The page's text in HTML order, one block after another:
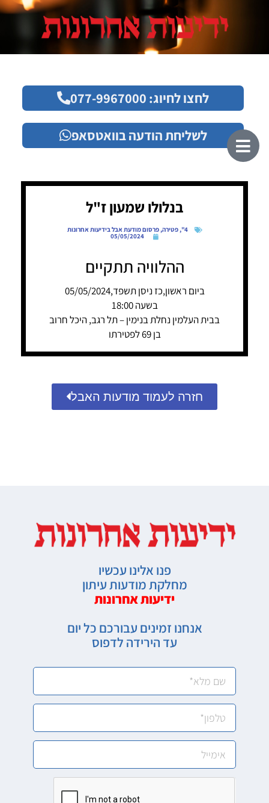
לחצו לחיוג: 077-9967000
לשליחת הודעה בוואטסאפ
בנלולו שמעון ז"ל
4"
,פטירה,פרסום מודעת אבל בידיעות אחרונות
05/05/2024
ההלוויה תתקיים
ביום ראשון,כז ניסן תשפד,05/05/2024
בשעה 18:00
בבית העלמין נחלת בנימין – תל רגב, היכל חרוב
בן 69 לפטירתו
חזרה לעמוד מודעות האבל
פנו אלינו עכשיו
מחלקת מודעות עיתון
ידיעות אחרונות
אנחנו זמינים עבורכם כל יום
עד הירידה לדפוס